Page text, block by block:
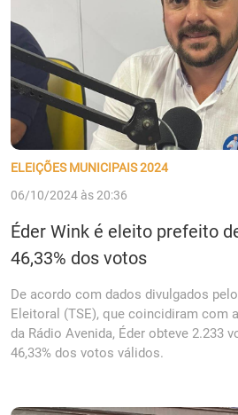
ELEIÇÕES MUNICIPAIS 2024
06/10/2024 às 20:36
Éder Wink é eleito prefeito
46,33% dos votos
De acordo com dados divulgados
Eleitoral (TSE), que coincidiram com
da Rádio Avenida, Éder obteve 2.233
46,33% dos votos válidos.